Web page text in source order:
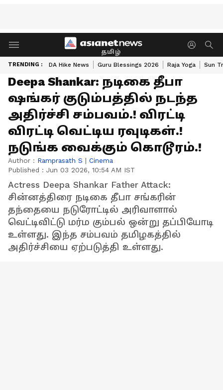
தமிழ்
TRENDING : DA Hike News Guru Blessings 2026 Raja Yoga Sun
Deepa Shankar: நடிகை தீபா
ஷங்கர் குடும்பத்தில் நடந்த
அதிர்ச்சி சம்பவம்.! விரட்டி
விரட்டி வெட்டிய ரவுடிகள்.!
நடுங்க வைக்கும் கொடூரம்.!
Author : Ramprasath S | Cinema
Published : Jun 03 2026, 10:54 AM IST
Actress Deepa Shankar Father Attack:
சின்னத்திரை நடிகை தீபா சங்கரின்
தந்தையை நடுரோட்டில் அரிவாளால்
வெட்டிவிட்டு மர்ம கும்பல் ஒன்று தப்பியோடி
உள்ளது. இந்த சம்பவம் தமிழகத்தில்
அதிர்ச்சியை ஏற்படுத்தி உள்ளது.